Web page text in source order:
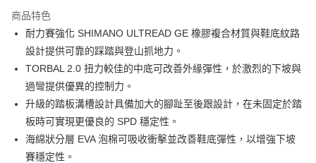
每筆NT$100，滿NT$1,000(含以上)免運費
付款後門市自取
免運費
商品特色
耐力賽強化 SHIMANO ULTREAD GE 橡膠複合材質與鞋底紋路
設計提供可靠的踩踏與登山抓地力。
TORBAL 2.0 扭力較佳的中底可改善外緣彈性，於激烈的下坡與
過彎提供優異的控制力。
升級的踏板溝槽設計具備加大的腳趾至後跟設計，在未固定於踏
板時可實現更優良的 SPD 穩定性。
海綿狀分層 EVA 泡棉可吸收衝擊並改善鞋底彈性，以增強下坡
賽穩定性。